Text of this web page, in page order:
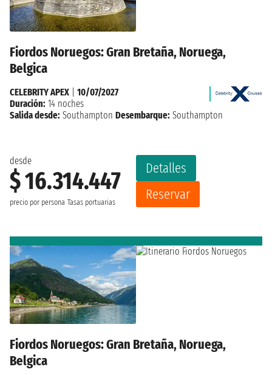
Fiordos Noruegos: Gran Bretaña, Noruega,
Belgica
desde
$ 16.314.447
precio por persona Tasas portuarias
Detalles
Reservar
CELEBRITY APEX
10/07/2027
Duración: 14 noches
Salida desde: Southampton Desembarque: Southampton
Fiordos Noruegos: Gran Bretaña, Noruega,
Belgica